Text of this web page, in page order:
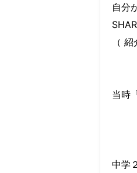
自分
（
当時
中学